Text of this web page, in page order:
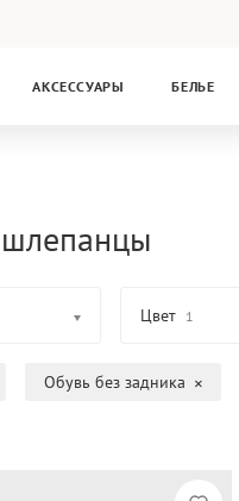
АКСЕССУАРЫ БЕЛЬЕ
Цвет 1
Обувь без задника